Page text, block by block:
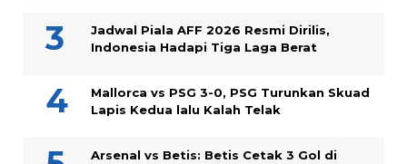
Jadwal Piala AFF 2026 Resmi Dirilis,
Indonesia Hadapi Tiga Laga Berat
Mallorca vs PSG 3-0, PSG Turunkan Skuad
Lapis Kedua lalu Kalah Telak
Arsenal vs Betis: Betis Cetak 3 Gol di